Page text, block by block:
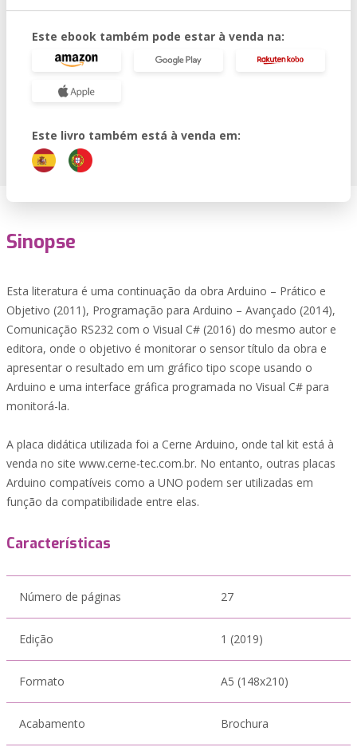
Este ebook também pode estar à venda na:
Este livro também está à venda em:
Sinopse
Esta literatura é uma continuação da obra Arduino – Prático e
Objetivo (2011), Programação para Arduino – Avançado (2014),
Comunicação RS232 com o Visual C# (2016) do mesmo autor e
editora, onde o objetivo é monitorar o sensor título da obra e
apresentar o resultado em um gráfico tipo scope usando o
Arduino e uma interface gráfica programada no Visual C# para
monitorá-la.
A placa didática utilizada foi a Cerne Arduino, onde tal kit está à
venda no site www.cerne-tec.com.br. No entanto, outras placas
Arduino compatíveis como a UNO podem ser utilizadas em
função da compatibilidade entre elas.
Características
Número de páginas 27
Edição 1 (2019)
Formato A5 (148x210)
Acabamento Brochura